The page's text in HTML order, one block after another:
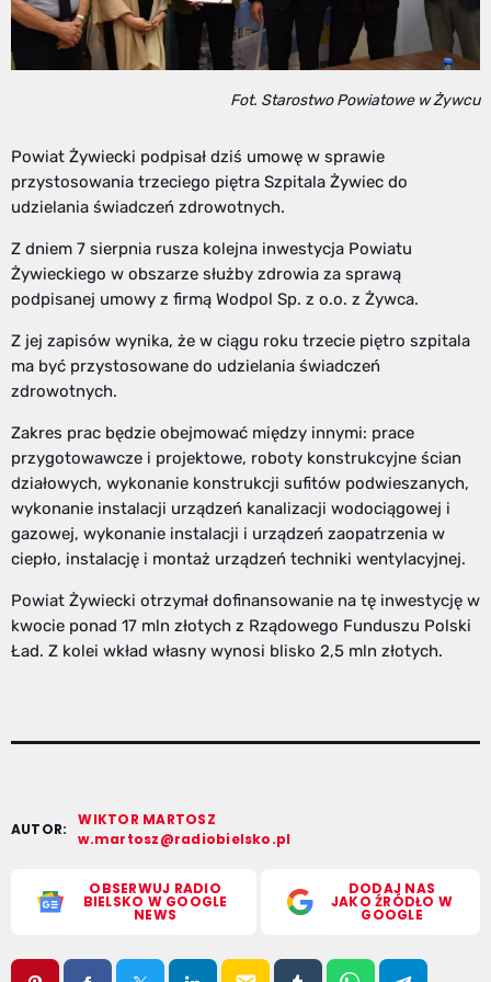
Fot. Starostwo Powiatowe w Żywcu
Powiat Żywiecki podpisał dziś umowę w sprawie
przystosowania trzeciego piętra Szpitala Żywiec do
udzielania świadczeń zdrowotnych.
Z dniem 7 sierpnia rusza kolejna inwestycja Powiatu
Żywieckiego w obszarze służby zdrowia za sprawą
podpisanej umowy z firmą Wodpol Sp. z o.o. z Żywca.
Z jej zapisów wynika, że w ciągu roku trzecie piętro szpitala
ma być przystosowane do udzielania świadczeń
zdrowotnych.
Zakres prac będzie obejmować między innymi: prace
przygotowawcze i projektowe, roboty konstrukcyjne ścian
działowych, wykonanie konstrukcji sufitów podwieszanych,
wykonanie instalacji urządzeń kanalizacji wodociągowej i
gazowej, wykonanie instalacji i urządzeń zaopatrzenia w
ciepło, instalację i montaż urządzeń techniki wentylacyjnej.
Powiat Żywiecki otrzymał dofinansowanie na tę inwestycję w
kwocie ponad 17 mln złotych z Rządowego Funduszu Polski
Ład. Z kolei wkład własny wynosi blisko 2,5 mln złotych.
AUTOR:
WIKTOR MARTOSZ
w.martosz@radiobielsko.pl
OBSERWUJ RADIO
BIELSKO W GOOGLE
NEWS
DODAJ NAS
JAKO ŹRÓDŁO W
GOOGLE